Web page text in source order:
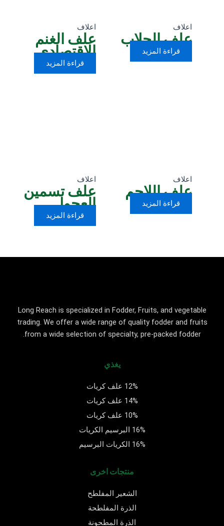
اعلاف
علف الحلاب
قراءة المزيد
اعلاف
علف الغنم
الاقتصادي
قراءة المزيد
اعلاف
علف اللاحم
قراءة المزيد
اعلاف
علف تسمين
العجول
قراءة المزيد
Long Reach is specialized in Fodder, Fruits, and vegetable
trading. We offer a wide range of quality fodder and fruits
from a wide selection of specialty, pre-packed fodder.
يغذي
12% علف كريات
14% علف كريات
10% علف كريات
16% البرسيم الكريات
16% الكريات البرسيم
منتجات اخرى
الشعير المفلطح
الذرة المفلطحة
الذرة المطحونة